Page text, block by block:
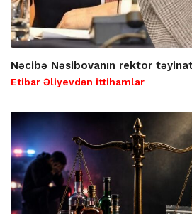
Nəcibə Nəsibovanın rektor
Etibar Əliyevdən ittihamlar